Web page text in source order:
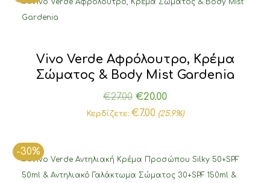
Vivo Verde Αφρόλουτρο, Κρέμα
Σώματος & Body Mist Gardenia
€27.00 Original
price
€20.00Η
τρέχουσα
€20.00.
Κερδίζετε: €7.00 (25.9%)
-30%